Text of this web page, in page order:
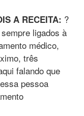
A RECEITA: ?
ligados à
médico,
três
falando que
pessoa